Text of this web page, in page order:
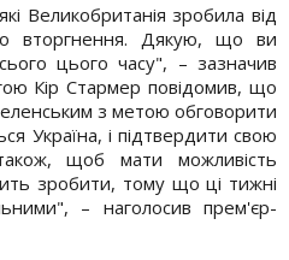
Великобританія зробила від
вторгнення. Дякую, що ви
цього часу", – зазначив
Кір Стармер повідомив, що
з метою обговорити
Україна, і підтвердити свою
щоб мати можливість
зробити, тому що ці тижні
– наголосив прем'єр-